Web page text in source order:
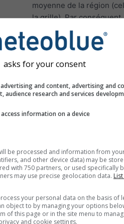
moyenne de la région
la grille). Par
températures pour les
montagnes ou les zones
peuvent être légèrement
différentes des
trouver l'altitude de la
Les diagrammes sur 15j
agrégations
moyenne, maximale et
Au delà de 6 mois, les
Nous offrons également
données numériques
asks for your consent
and content, advertising and
audience research and services
information on a device
be processed and information from
and other device data) may be
with 750 partners, or used specifically
may use precise geolocation data.
your personal data on the basis of
object to by managing your options
of this page or in the site menu to
and cookie settings.